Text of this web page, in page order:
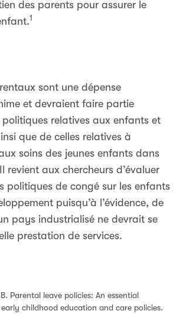
des parents pour assurer le
1
sont une dépense
et devraient faire partie
relatives aux enfants et
que de celles relatives à
soins des jeunes enfants dans
revient aux chercheurs d’évaluer
politiques de congé sur les enfants
puisqu’à l’évidence, de
pays industrialisé ne devrait se
prestation de services.
Parental leave policies: An essential
childhood education and care policies.